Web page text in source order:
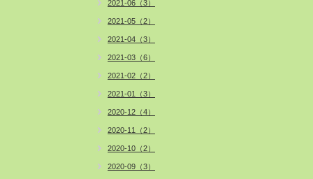
2021-06（3）
2021-05（2）
2021-04（3）
2021-03（6）
2021-02（2）
2021-01（3）
2020-12（4）
2020-11（2）
2020-10（2）
2020-09（3）